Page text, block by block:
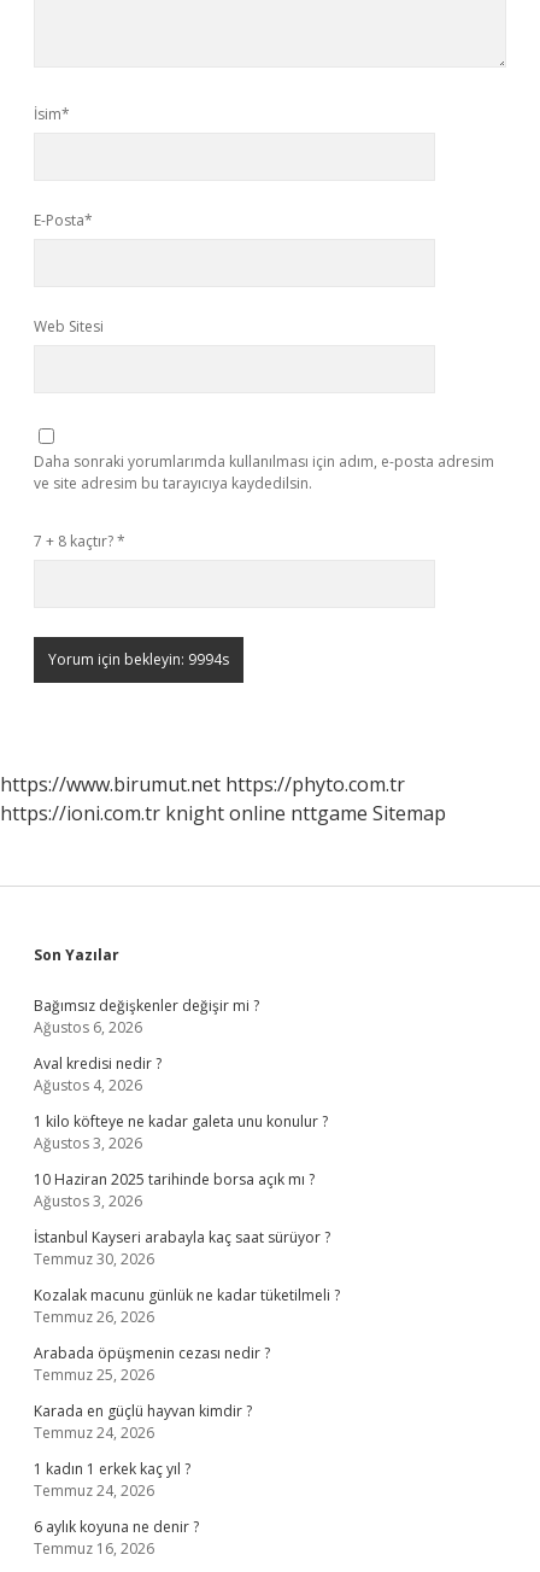
İsim*
E-Posta*
Web Sitesi
Daha sonraki yorumlarımda kullanılması için adım, e-posta adresim
ve site adresim bu tarayıcıya kaydedilsin.
7 + 8 kaçtır?*
https://www.birumut.net https://phyto.com.tr
https://ioni.com.tr knight online nttgame Sitemap
Sidebar
Son Yazılar
Bağımsız değişkenler değişir mi ?
Ağustos 6, 2026
Aval kredisi nedir ?
Ağustos 4, 2026
1 kilo köfteye ne kadar galeta unu konulur ?
Ağustos 3, 2026
10 Haziran 2025 tarihinde borsa açık mı ?
Ağustos 3, 2026
İstanbul Kayseri arabayla kaç saat sürüyor ?
Temmuz 30, 2026
Kozalak macunu günlük ne kadar tüketilmeli ?
Temmuz 26, 2026
Arabada öpüşmenin cezası nedir ?
Temmuz 25, 2026
Karada en güçlü hayvan kimdir ?
Temmuz 24, 2026
1 kadın 1 erkek kaç yıl ?
Temmuz 24, 2026
6 aylık koyuna ne denir ?
Temmuz 16, 2026